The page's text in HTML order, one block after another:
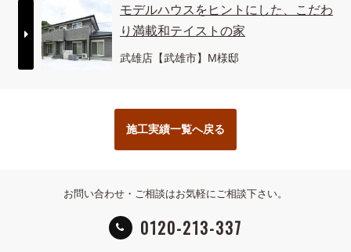
モデルハウスをヒントにした、こだわ
り満載和テイストの家
武雄店【武雄市】M様邸
施工実績一覧へ戻る
お問い合わせ・ご相談はお気軽にご相談下さい。
0120-213-337